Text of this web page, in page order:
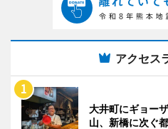
アクセス
大井町にギョー
山、新橋に次ぐ